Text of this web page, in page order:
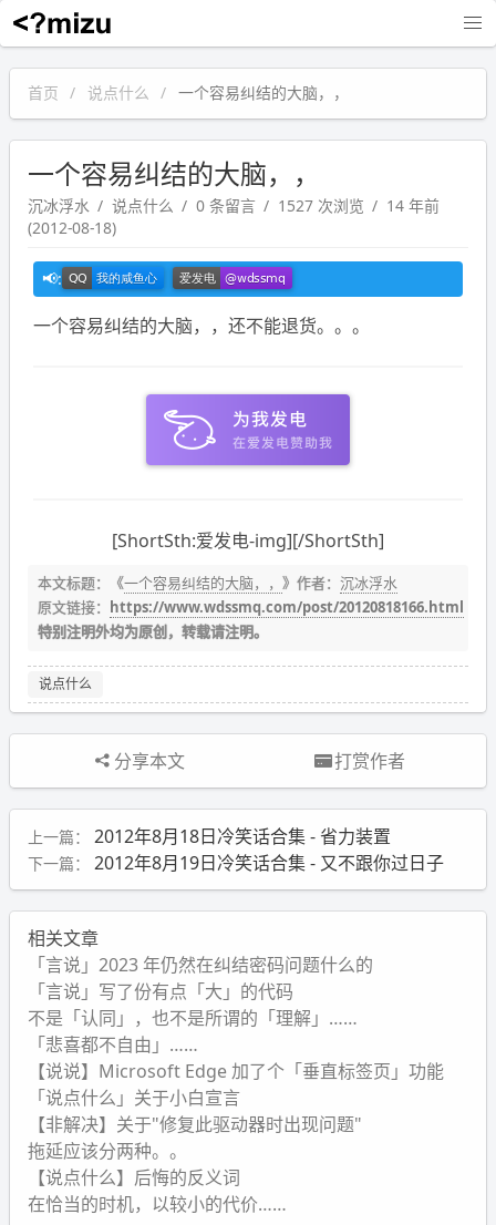
沉冰浮水
首页 说点什么 一个容易纠结的大脑，，
一个容易纠结的大脑，，
沉冰浮水 说点什么 0 条留言 1527 次浏览
14 年前
(2012-08-18)
一个容易纠结的大脑，，还不能退货。。。
[ShortSth:爱发电-img][/ShortSth]
本文标题：《一个容易纠结的大脑，， 》作者： 沉冰浮水
原文链接： https://www.wdssmq.com/post/20120818166.html
特别注明外均为原创，转载请注明。
说点什么
分享本文 打赏作者
上一篇： 2012年8月18日冷笑话合集 - 省力装置
下一篇： 2012年8月19日冷笑话合集 - 又不跟你过日子
相关文章
「言说」2023 年仍然在纠结密码问题什么的
「言说」写了份有点「大」的代码
不是「认同」，也不是所谓的「理解」……
「悲喜都不自由」……
【说说】Microsoft Edge 加了个「垂直标签页」功能
「说点什么」关于小白宣言
【非解决】关于"修复此驱动器时出现问题"
拖延应该分两种。。
【说点什么】后悔的反义词
在恰当的时机，以较小的代价……